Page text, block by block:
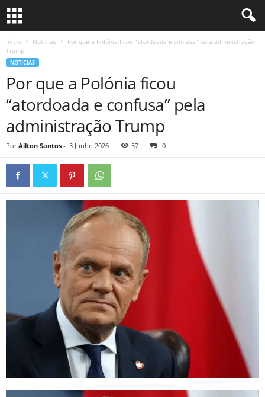
Início Noticias
Por que a Polónia ficou “atordoada e confusa” pela administração
Trump
NOTICIAS
Por que a Polónia ficou
“atordoada e confusa” pela
administração Trump
Por Ailton Santos - 3 Junho 2026 57 0